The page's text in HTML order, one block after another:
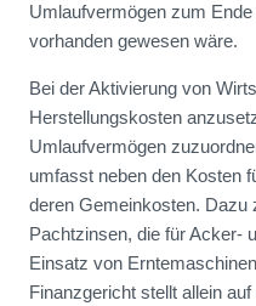
Umlaufvermögen zum
vorhanden gewesen wäre.
Bei der Aktivierung von
Herstellungskosten
Umlaufvermögen
umfasst neben den Kosten
deren Gemeinkosten. Dazu
Pachtzinsen, die für Acker-
Einsatz von
Finanzgericht stellt allein